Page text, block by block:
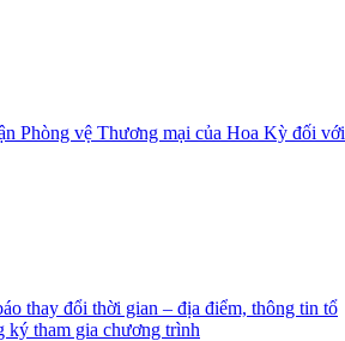
Phòng vệ Thương mại của Hoa Kỳ đối với
thay đổi thời gian – địa điểm, thông tin tổ
ký tham gia chương trình